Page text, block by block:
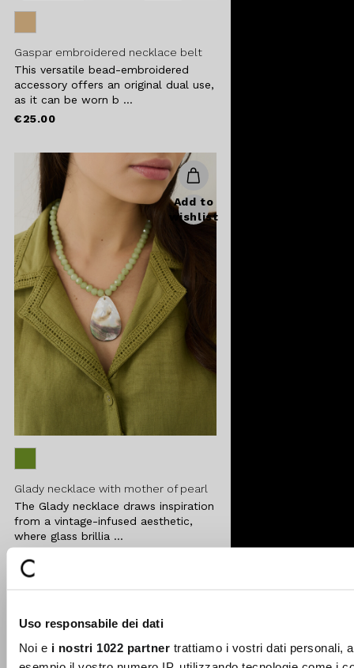
Uso responsabile dei dati
Noi e i nostri 1022 partnertrattiamo i vostri dati personali,
Gaspar embroidered necklace belt
This versatile bead-embroidered
accessory offers an original dual use,
as it can be worn b ...
€25.00
Add to
wishlist
Glady necklace with mother of pearl
The Glady necklace draws inspiration
from a vintage-infused aesthetic,
where glass brillia ...
wishlist